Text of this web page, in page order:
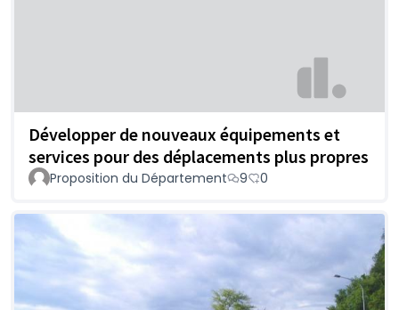
Développer de nouveaux équipements et
services pour des déplacements plus propres
Proposition du Département 9 0